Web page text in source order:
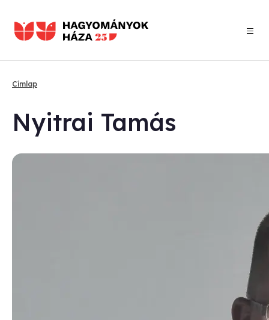
tartalomra
Címlap
Nyit­rai Ta­más